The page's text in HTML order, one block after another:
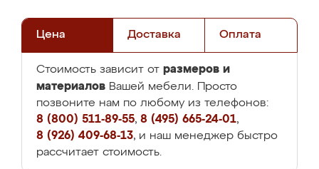
Цена Доставка Оплата
Стоимость зависит от размеров и
материалов Вашей мебели. Просто
позвоните нам по любому из телефонов:
8 (800) 511-89-55, 8 (495) 665-24-01,
8 (926) 409-68-13, и наш менеджер быстро
рассчитает стоимость.